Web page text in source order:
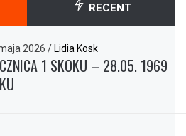
RECENT
2026/ Lidia Kosk
1 SKOKU – 28.05. 1969